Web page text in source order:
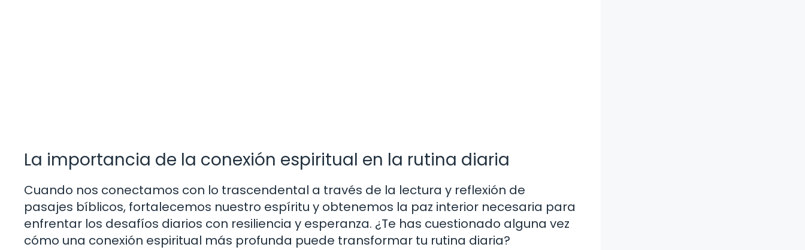
La importancia de la conexión espiritual en la rutina diaria
Cuando nos conectamos con lo trascendental a través de la lectura y reflexión de
pasajes bíblicos, fortalecemos nuestro espíritu y obtenemos la paz interior necesaria para
enfrentar los desafíos diarios con resiliencia y esperanza. ¿Te has cuestionado alguna vez
cómo una conexión espiritual más profunda puede transformar tu rutina diaria?